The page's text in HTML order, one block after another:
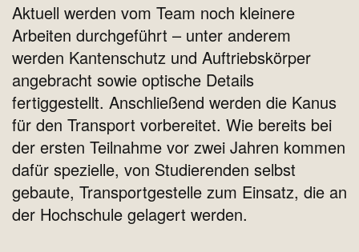
Aktuell werden vom Team noch kleinere
Arbeiten durchgeführt – unter anderem
werden Kantenschutz und Auftriebskörper
angebracht sowie optische Details
fertiggestellt. Anschließend werden die Kanus
für den Transport vorbereitet. Wie bereits bei
der ersten Teilnahme vor zwei Jahren kommen
dafür spezielle, von Studierenden selbst
gebaute, Transportgestelle zum Einsatz, die an
der Hochschule gelagert werden.